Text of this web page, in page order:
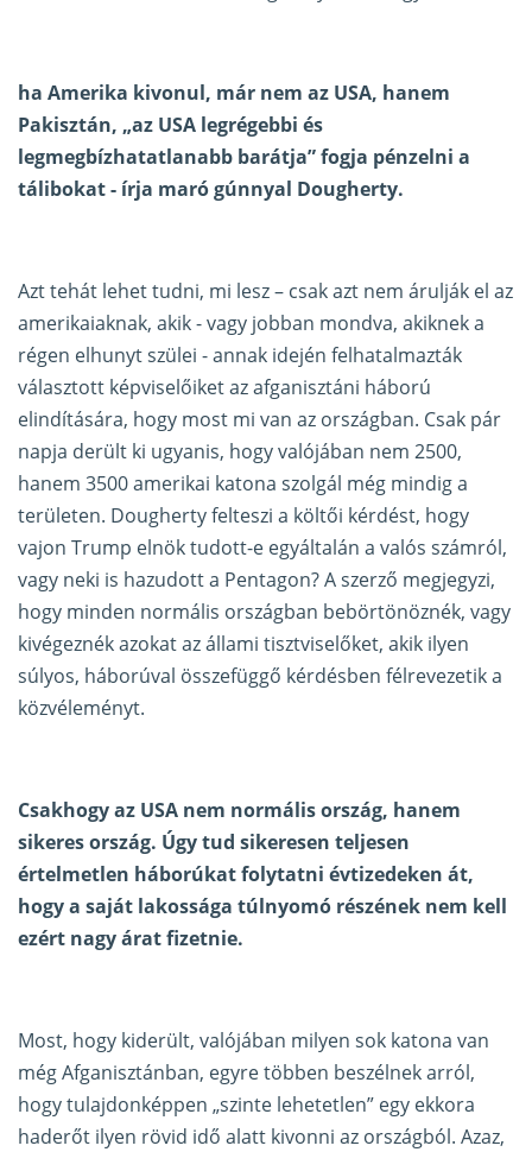
ha Amerika kivonul, már nem az USA, hanem
Pakisztán, „az USA legrégebbi és
legmegbízhatatlanabb barátja” fogja pénzelni a
tálibokat - írja maró gúnnyal Dougherty.
Azt tehát lehet tudni, mi lesz – csak azt nem árulják el az
amerikaiaknak, akik - vagy jobban mondva, akiknek a
régen elhunyt szülei - annak idején felhatalmazták
választott képviselőiket az afganisztáni háború
elindítására, hogy most mi van az országban. Csak pár
napja derült ki ugyanis, hogy valójában nem 2500,
hanem 3500 amerikai katona szolgál még mindig a
területen. Dougherty felteszi a költői kérdést, hogy
vajon Trump elnök tudott-e egyáltalán a valós számról,
vagy neki is hazudott a Pentagon? A szerző megjegyzi,
hogy minden normális országban bebörtönöznék, vagy
kivégeznék azokat az állami tisztviselőket, akik ilyen
súlyos, háborúval összefüggő kérdésben félrevezetik a
közvéleményt.
Csakhogy az USA nem normális ország, hanem
sikeres ország. Úgy tud sikeresen teljesen
értelmetlen háborúkat folytatni évtizedeken át,
hogy a saját lakossága túlnyomó részének nem kell
ezért nagy árat fizetnie.
Most, hogy kiderült, valójában milyen sok katona van
még Afganisztánban, egyre többen beszélnek arról,
hogy tulajdonképpen „szinte lehetetlen” egy ekkora
haderőt ilyen rövid idő alatt kivonni az országból. Azaz,